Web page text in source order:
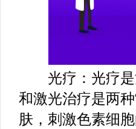
光疗：光疗是
和激光治疗是两
肤，刺激色素细